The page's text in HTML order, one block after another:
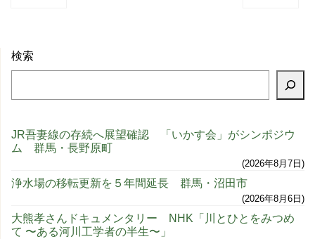
検索
JR吾妻線の存続へ展望確認 「いかす会」がシンポジウ
ム 群馬・長野原町
2026年8月7日
浄水場の移転更新を５年間延長 群馬・沼田市
2026年8月6日
大熊孝さんドキュメンタリー NHK「川とひとをみつめ
て 〜ある河川工学者の半生〜」